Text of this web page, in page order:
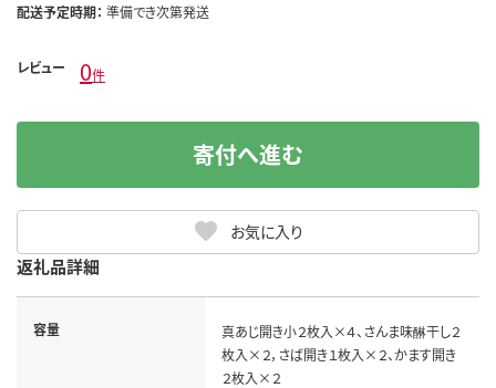
配送予定時期： 準備でき次第発送
レビュー 0件
お気に入り
寄付へ進む
返礼品詳細
容量
真あじ開き小２枚入×４、さんま味醂干し２
枚入×２，さば開き１枚入×２、かます開き
２枚入×２